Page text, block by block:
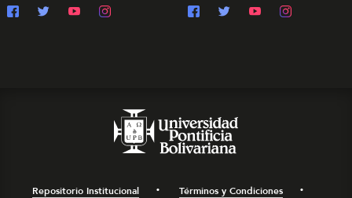
Repositorio Institucional Términos y Condiciones